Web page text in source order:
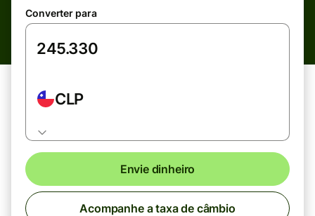
Converter para
CLP
Envie dinheiro
Acompanhe a taxa de câmbio